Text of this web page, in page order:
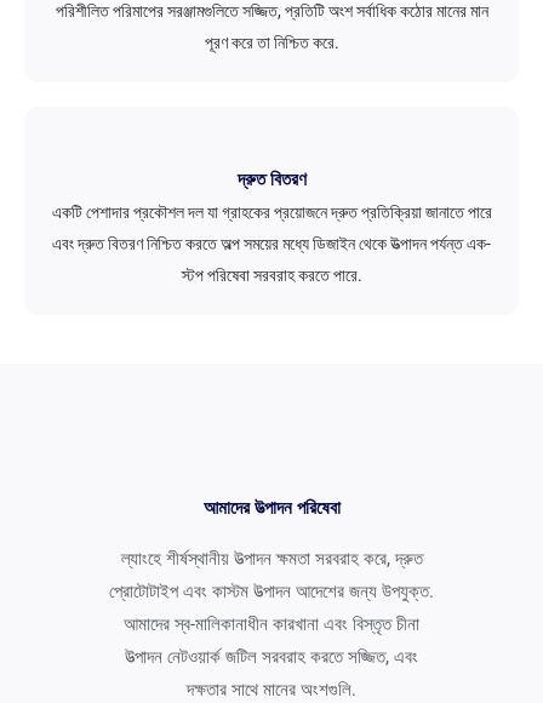
পরিশীলিত পরিমাপের সরঞ্জামগুলিতে সজ্জিত, প্রতিটি অংশ সর্বাধিক কঠোর মানের মান
পূরণ করে তা নিশ্চিত করে.
দ্রুত বিতরণ
একটি পেশাদার প্রকৌশল দল যা গ্রাহকের প্রয়োজনে দ্রুত প্রতিক্রিয়া জানাতে পারে
এবং দ্রুত বিতরণ নিশ্চিত করতে অল্প সময়ের মধ্যে ডিজাইন থেকে উত্পাদন পর্যন্ত এক-
স্টপ পরিষেবা সরবরাহ করতে পারে.
আমাদের উত্পাদন পরিষেবা
ল্যাংহে শীর্ষস্থানীয় উত্পাদন ক্ষমতা সরবরাহ করে, দ্রুত
প্রোটোটাইপ এবং কাস্টম উত্পাদন আদেশের জন্য উপযুক্ত.
আমাদের স্ব-মালিকানাধীন কারখানা এবং বিস্তৃত চীনা
উত্পাদন নেটওয়ার্ক জটিল সরবরাহ করতে সজ্জিত, এবং
দক্ষতার সাথে মানের অংশগুলি.